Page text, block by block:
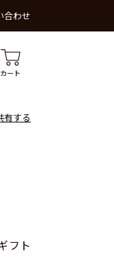
合わせ
カート
有する
フト